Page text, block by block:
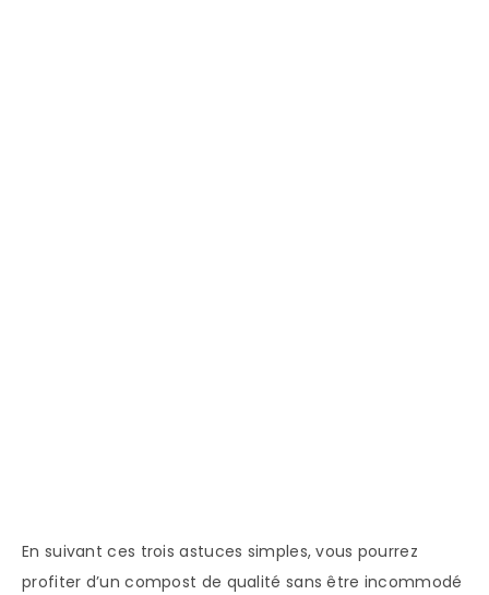
En suivant ces trois astuces simples, vous pourrez
profiter d’un compost de qualité sans être incommodé